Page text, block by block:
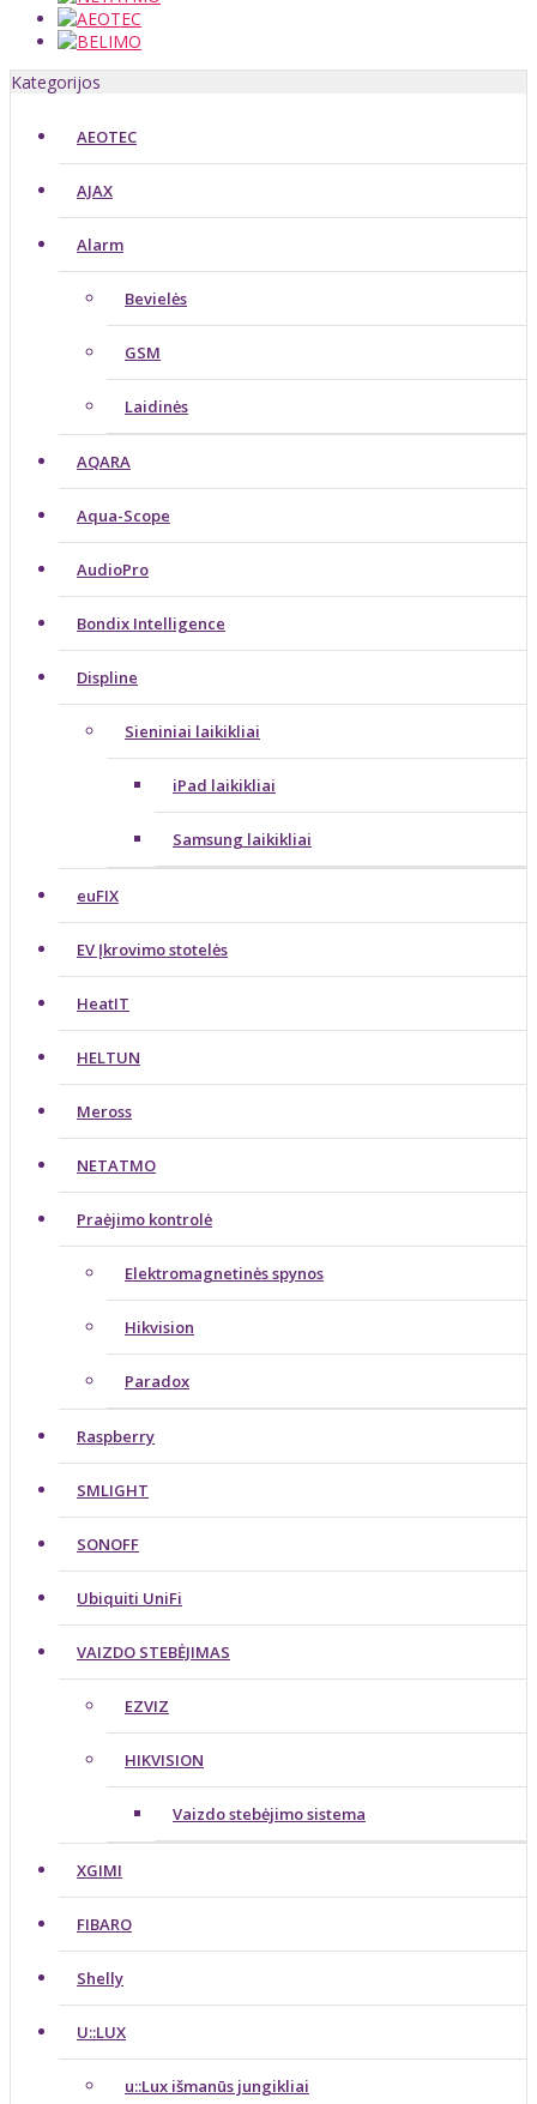
Kategorijos
AEOTEC
AJAX
Alarm
Bevielės
GSM
Laidinės
AQARA
Aqua-Scope
AudioPro
Bondix Intelligence
Displine
Sieniniai laikikliai
iPad laikikliai
Samsung laikikliai
euFIX
EV Įkrovimo stotelės
HeatIT
HELTUN
Meross
NETATMO
Praėjimo kontrolė
Elektromagnetinės spynos
Hikvision
Paradox
Raspberry
SMLIGHT
SONOFF
Ubiquiti UniFi
VAIZDO STEBĖJIMAS
EZVIZ
HIKVISION
Vaizdo stebėjimo sistema
XGIMI
FIBARO
Shelly
U::LUX
u::Lux išmanūs jungikliai